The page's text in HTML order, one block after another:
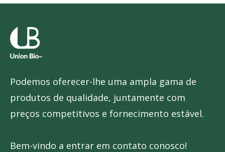
Podemos oferecer-lhe uma ampla gama de
produtos de qualidade, juntamente com
preços competitivos e fornecimento estável.
Bem-vindo a entrar em contato conosco!